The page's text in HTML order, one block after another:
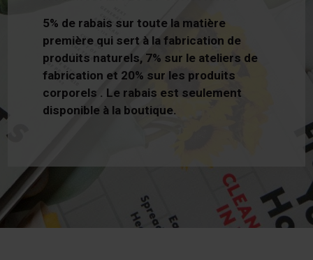
5% de rabais sur toute la matière
première qui sert à la fabrication de
produits naturels, 7% sur le ateliers de
fabrication et 20% sur les produits
corporels . Le rabais est seulement
disponible à la boutique.